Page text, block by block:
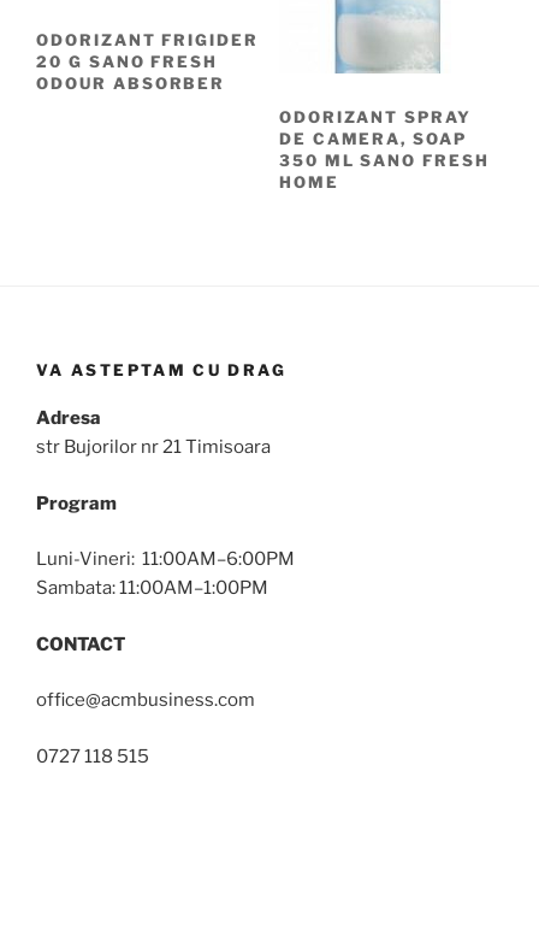
ODORIZANT FRIGIDER
20 G SANO FRESH
ODOUR ABSORBER
ODORIZANT SPRAY
DE CAMERA, SOAP
350 ML SANO FRESH
HOME
VA ASTEPTAM CU DRAG
Adresa
str Bujorilor nr 21 Timisoara
Program
Luni-Vineri: 11:00AM–6:00PM
Sambata: 11:00AM–1:00PM
CONTACT
office@acmbusiness.com
0727 118 515